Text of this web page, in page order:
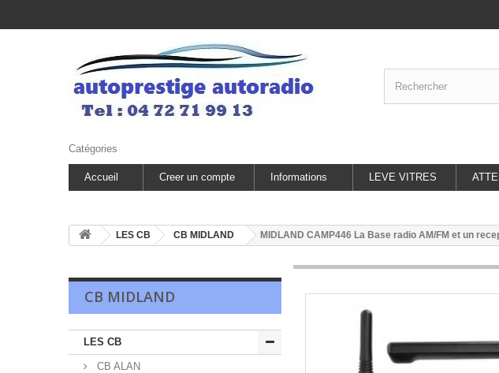
Catégories
Accueil Creer un compte Informations LEVE VITRES
LES CB CB MIDLAND MIDLAND CAMP446 La Base radio AM/FM et un
CB MIDLAND
LES CB
CB ALAN